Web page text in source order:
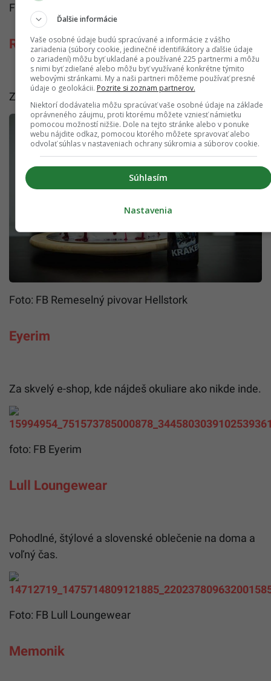
Foto: FB Tabačka Kulturfabrik
Remeselný pivovar Hellstork
Za ďalšie vynikajúce slovenské pivo.
Foto: FB Remeselný pivovar Hellstork
Eyerim
Za skvelý e-shop, kde nájdeš okuliare ako nikde inde.
foto: FB Eyerim
Lull Loungewear
Pohodlné, štýlové a slovenské oblečenie na doma a
voľný čas.
Foto: FB Lull Loungewear
Memonik
Ďalšie informácie
Vaše osobné údaje budú spracúvané a informácie z vášho
zariadenia (súbory cookie, jedinečné identifikátory a ďalšie údaje
o zariadení) môžu byť ukladané a používané 225 partnermi a môžu
s nimi byť zdieľané alebo môžu byť využívané konkrétne týmito
webovými stránkami. My a naši partneri môžeme používať presné
údaje o geolokácii. Pozrite si zoznam partnerov.
Niektorí dodávatelia môžu spracúvať vaše osobné údaje na základe
oprávneného záujmu, proti ktorému môžete vzniesť námietku
pomocou možností nižšie. Dole na tejto stránke alebo v ponuke
webu nájdite odkaz, pomocou ktorého môžete spravovať alebo
odvolať súhlas v nastaveniach ochrany súkromia a súborov cookie.
Súhlasím
Nastavenia